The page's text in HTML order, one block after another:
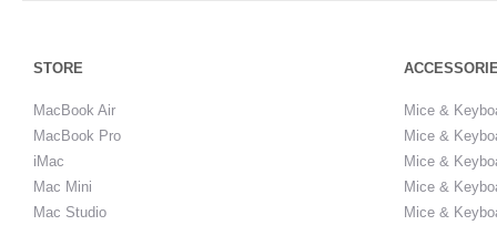
STORE
MacBook Air
MacBook Pro
iMac
Mac Mini
Mac Studio
Mice &
Mice &
Mice &
Mice &
Mice &